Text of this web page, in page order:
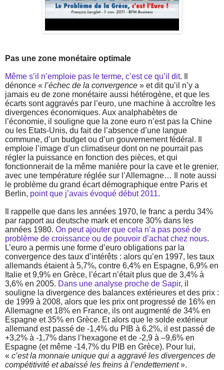
Pas une zone monétaire optimale
Même s’il n’emploie pas le terme, c’est ce qu’il dit. Il
dénonce « l’échec de la convergence » et dit qu’il n’y a
jamais eu de zone monétaire aussi hétérogène, et que les
écarts sont aggravés par l’euro, une machine à accroître les
divergences économiques. Aux analphabètes de
l’économie, il souligne que la zone euro n’est pas la Chine
ou les Etats-Unis, du fait de l’absence d’une langue
commune, d’un budget ou d’un gouvernement fédéral. Il
emploie l’image d’un climatiseur dont on ne pourrait pas
régler la puissance en fonction des pièces, et qui
fonctionnerait de la même manière pour la cave et le grenier,
avec une température réglée sur l’Allemagne… Il note aussi
le problème du grand écart démographique entre Paris et
Berlin, point que j’avais évoqué début 2011.
Il rappelle que dans les années 1970, le franc a perdu 34%
par rapport au deutsche mark et encore 30% dans les
années 1980. On peut ajouter que cela n’a pas posé de
problème de croissance ou de pouvoir d’achat chez nous.
L’euro a permis une forme d’euro obligations par la
convergence des taux d’intérêts : alors qu’en 1997, les taux
allemands étaient à 5,7%, contre 6,4% en Espagne, 6,9% en
Italie et 9,9% en Grèce, l’écart n’était plus que de 3,4% à
3,6% en 2005. Dans une analyse proche de Sapir, il
souligne la divergence des balances extérieures et des prix :
de 1999 à 2008, alors que les prix ont progressé de 16% en
Allemagne et 18% en France, ils ont augmenté de 34% en
Espagne et 35% en Grèce. Et alors que le solde extérieur
allemand est passé de -1,4% du PIB à 6,2%, il est passé de
+3,2% à -1,7% dans l’hexagone et de -2,9 à –9,6% en
Espagne (et même -14,7% du PIB en Grèce). Pour lui,
« c’est la monnaie unique qui a aggravé les divergences de
compétitivité et abaissé les freins à l’endettement».